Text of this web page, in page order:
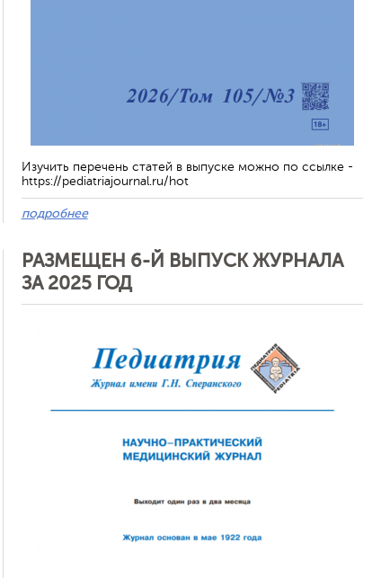
Изучить перечень статей в выпуске можно по ссылке -
https://pediatriajournal.ru/hot
подробнее
РАЗМЕЩЕН 6-Й ВЫПУСК ЖУРНАЛА
ЗА 2025 ГОД